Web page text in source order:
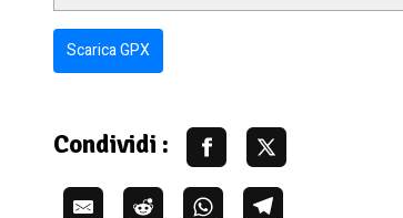
Scarica GPX
Condividi :